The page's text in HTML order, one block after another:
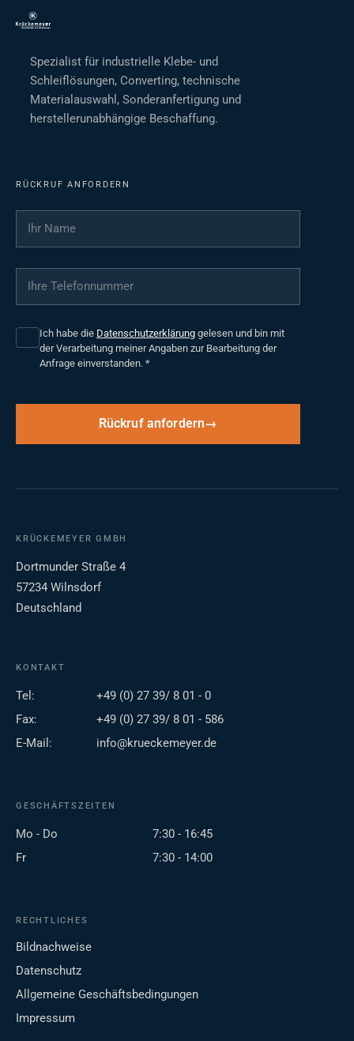
Spezialist für industrielle Klebe- und
Schleiflösungen, Converting, technische
Materialauswahl, Sonderanfertigung und
herstellerunabhängige Beschaffung.
RÜCKRUF ANFORDERN
Ihr Name
Ihre Telefonnummer
Ich habe die Datenschutzerklärung gelesen und bin mit
der Verarbeitung meiner Angaben zur Bearbeitung der
Anfrage einverstanden. *
Rückruf anfordern
KRÜCKEMEYER GMBH
Dortmunder Straße 4
57234 Wilnsdorf
Deutschland
KONTAKT
Tel:
+49 (0) 27 39/ 8 01 - 0
Fax:
+49 (0) 27 39/ 8 01 - 586
E-Mail:
info@krueckemeyer.de
GESCHÄFTSZEITEN
Mo - Do
7:30 - 16:45
Fr
7:30 - 14:00
RECHTLICHES
Bildnachweise
Datenschutz
Allgemeine Geschäftsbedingungen
Impressum